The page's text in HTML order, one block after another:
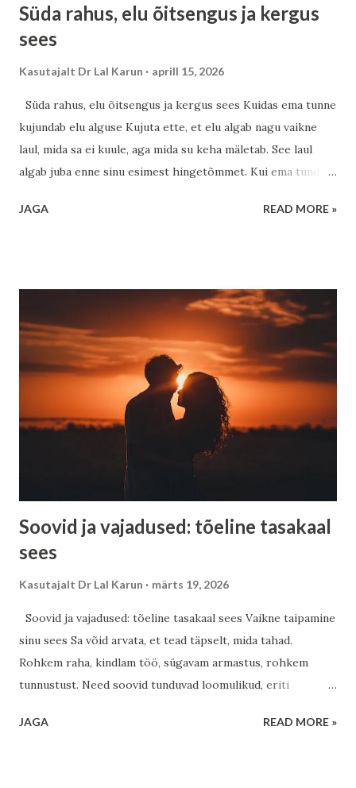
Süda rahus, elu õitsengus ja kergus
sees
Kasutajalt Dr Lal Karun aprill 15, 2026
Süda rahus, elu õitsengus ja kergus sees Kuidas ema tunne
kujundab elu alguse Kujuta ette, et elu algab nagu vaikne
laul, mida sa ei kuule, aga mida su keha mäletab. See laul
algab juba enne sinu esimest hingetõmmet. Kui ema tundis
jäänud ainult tema südamesse – see voolas läbi tema keha ja
rahunes, tundis tänulikkust, siis see muutus sinu jaoks nagu
soe tekk külmal talveõhtul. Kui aga ema koges stressi,
hirmu või ebakindlust, siis kandus ka see edasi, nagu tuul,
mis vahel ukse vahelt sisse puhub. Aga siin tuleb esimene
hea uudis: see, kust me tuleme, ei pea määrama seda, kuhu
me läheme. Eesti rahu ja sisemine vaikus Eestlane on oma
loomult vaikne vaatleja. Metsad, rabad ja meri on õpetanud
sind kuulama vaikust. Ja selles vaikuses on peidus suur
JAGA READ MORE »
Soovid ja vajadused: tõeline tasakaal
sees
Kasutajalt Dr Lal Karun märts 19, 2026
Soovid ja vajadused: tõeline tasakaal sees Vaikne taipamine
sinu sees Sa võid arvata, et tead täpselt, mida tahad.
Rohkem raha, kindlam töö, sügavam armastus, rohkem
tunnustust. Need soovid tunduvad loomulikud, eriti
järjepidevat edenemist. Eestis on tugev tööeetika ja vaikne
JAGA READ MORE »